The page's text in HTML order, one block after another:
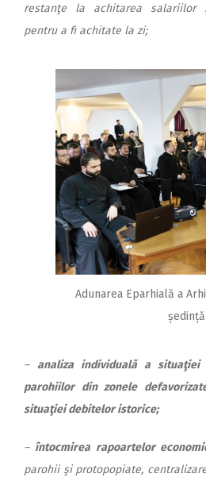
res­tanţe la achitarea salariilor
pentru a fi achitate la zi;
Adunarea Eparhială a
– analiza individuală a situaţiei
parohiilor din zonele
situaţiei debitelor istorice;
– întocmirea rapoartelor
pa­rohii şi protopopiate,